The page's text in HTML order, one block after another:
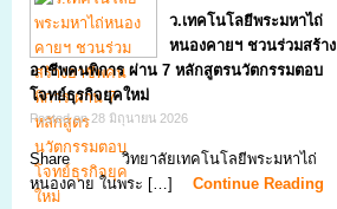
ว.เทคโนโลยีพระมหาไถ่
หนองคายฯ ชวนร่วมสร้าง
อาชีพคนพิการ ผ่าน 7 หลักสูตรนวัตกรรมตอบ
โจทย์ธุรกิจยุคใหม่
Posted on 28 มิถุนายน 2026
Share วิทยาลัยเทคโนโลยีพระมหาไถ่
หนองคาย ในพระ […]
Continue Reading